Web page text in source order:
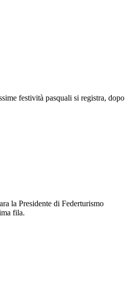
festività pasquali si registra, dopo
la Presidente di Federturismo
fila.